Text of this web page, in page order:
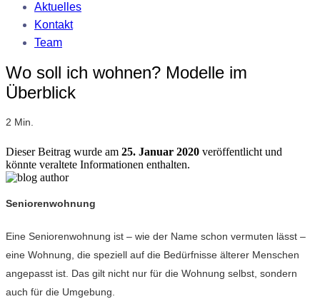
Aktuelles
Kontakt
Team
Wo soll ich wohnen? Modelle im
Überblick
2 Min.
Dieser Beitrag wurde am 25. Januar 2020 veröffentlicht und
könnte veraltete Informationen enthalten.
Seniorenwohnung
Eine Seniorenwohnung ist – wie der Name schon vermuten lässt –
eine Wohnung, die speziell auf die Bedürfnisse älterer Menschen
angepasst ist. Das gilt nicht nur für die Wohnung selbst, sondern
auch für die Umgebung.